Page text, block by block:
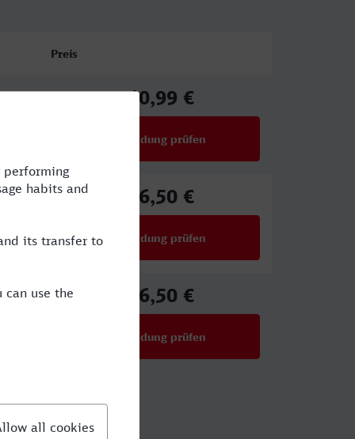
Preis
40,99 €
Verbindung prüfen
26,50 €
Verbindung prüfen
26,50 €
Verbindung prüfen